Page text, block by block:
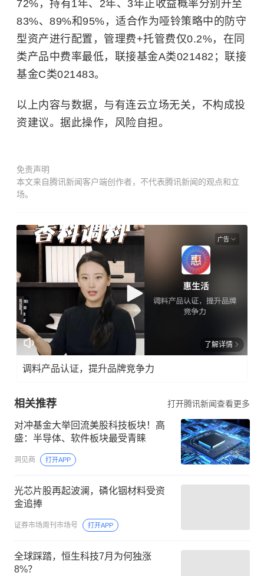
72%，持有1年、2年、3年正收益概率分别升至
83%、89%和95%，适合作为哑铃策略中的防守
型资产进行配置，管理费+托管费仅0.2%，在同
类产品中费率最低，联接基金A类021482；联接
基金C类021483。
以上内容与数据，与有连云立场无关，不构成投
资建议。据此操作，风险自担。
免责声明
本文来自腾讯新闻客户端创作者，不代表腾讯新闻的观点和立
场。
广告
了解详情
调料产品认证，提升品牌竞争力
相关推荐 打开腾讯新闻查看更多
对冲基金大举回流美股科技板块！高
盛：半导体、软件板块最受青睐
洞见商 打开APP
光芯片股再起波澜，磷化铟材料受资
金追捧
证券市场周刊市场号 打开APP
全球踩踏，恒生科技7月为何独涨
8%？